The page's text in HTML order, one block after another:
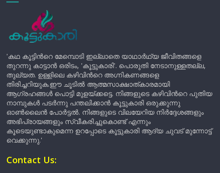
'കഥ കൂട്ടിന്‍റെ മേമ്പൊടി ഇല്ലാതെ യാഥാർഥ്യ ജീവിതങ്ങളെ
തുറന്നു കാട്ടാൻ ഒരിടം, 'കൂട്ടുകാരി'. പൊരുതി നേടാനുള്ളതല്ല,
തുല്യത. ഉള്ളിലെ കഴിവിന്‍റെ അഗ്നികണങ്ങളെ
തിരിച്ചറിയുക.ഈ ചൂടിൽ ആത്മസാക്ഷാത്കാരമായി
ആഗ്രഹങ്ങൾ പൊട്ടി മുളയ്ക്കട്ടെ. നിങ്ങളുടെ കഴിവിന്‍റെ പുതിയ
നാമ്പുകൾ പടർന്നു പന്തലിക്കാൻ കൂട്ടുകാരി ഒരുക്കുന്നു
ഓൺലൈൻ പോർട്ടൽ. നിങ്ങളുടെ വിലയേറിയ നിർദ്ദേശങ്ങളും
അഭിപ്രായങ്ങളും സ്വീകരിച്ചുകൊണ്ട് എന്നും
കൂടെയുണ്ടാകുമെന്ന ഉറപ്പോടെ കൂട്ടുകാരി ആദ്യ ചുവട് മുന്നോട്ട്
വെക്കുന്നു.'
Contact Us: